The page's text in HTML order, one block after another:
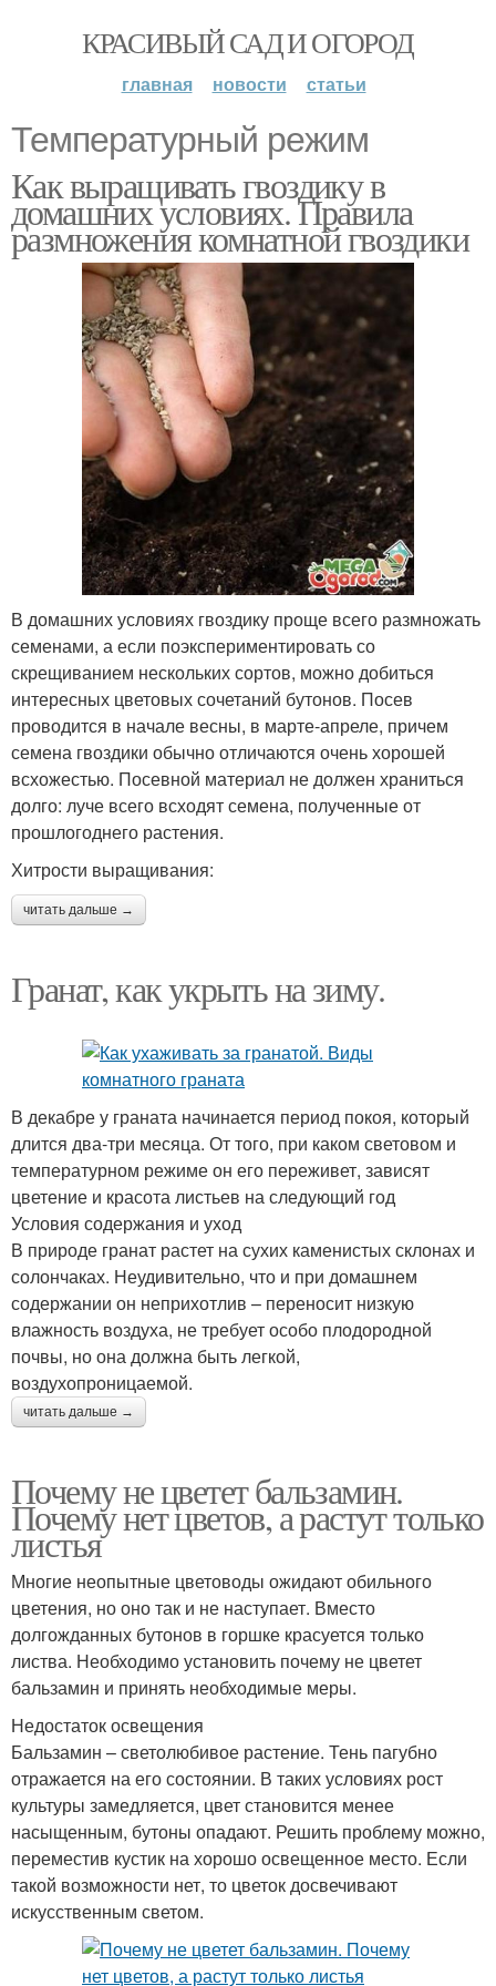
КРАСИВЫЙ САД И ОГОРОД
главная новости статьи
Температурный режим
Как выращивать гвоздику в
домашних условиях. Правила
размножения комнатной гвоздики
В домашних условиях гвоздику проще всего размножать
семенами, а если поэкспериментировать со
скрещиванием нескольких сортов, можно добиться
интересных цветовых сочетаний бутонов. Посев
проводится в начале весны, в марте-апреле, причем
семена гвоздики обычно отличаются очень хорошей
всхожестью. Посевной материал не должен храниться
долго: луче всего всходят семена, полученные от
прошлогоднего растения.
Хитрости выращивания:
читать дальше →
Гранат, как укрыть на зиму.
В декабре у граната начинается период покоя, который
длится два-три месяца. От того, при каком световом и
температурном режиме он его переживет, зависят
цветение и красота листьев на следующий год
Условия содержания и уход
В природе гранат растет на сухих каменистых склонах и
солончаках. Неудивительно, что и при домашнем
содержании он неприхотлив – переносит низкую
влажность воздуха, не требует особо плодородной
почвы, но она должна быть легкой,
воздухопроницаемой.
читать дальше →
Почему не цветет бальзамин.
Почему нет цветов, а растут только
листья
Многие неопытные цветоводы ожидают обильного
цветения, но оно так и не наступает. Вместо
долгожданных бутонов в горшке красуется только
листва. Необходимо установить почему не цветет
бальзамин и принять необходимые меры.
Недостаток освещения
Бальзамин – светолюбивое растение. Тень пагубно
отражается на его состоянии. В таких условиях рост
культуры замедляется, цвет становится менее
насыщенным, бутоны опадают. Решить проблему можно,
переместив кустик на хорошо освещенное место. Если
такой возможности нет, то цветок досвечивают
искусственным светом.